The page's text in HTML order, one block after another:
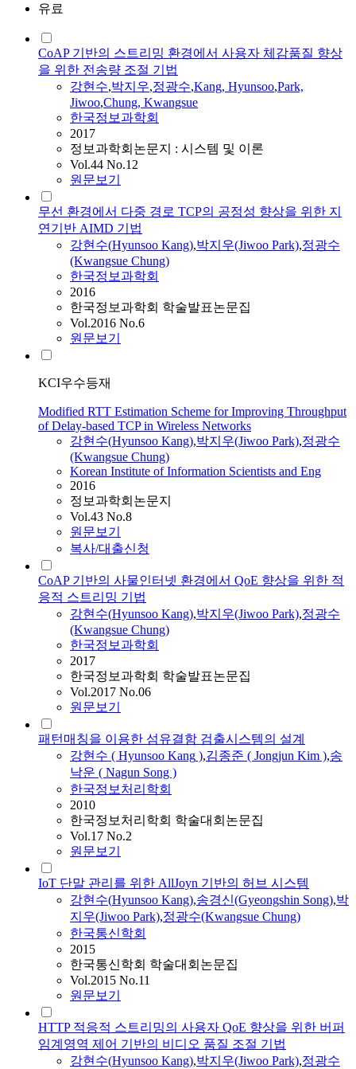
유료
CoAP 기반의 스트리밍 환경에서 사용자 체감품질 향상
을 위한 전송량 조절 기법
강현수,박지우,정광수,Kang, Hyunsoo,Park,
Jiwoo,Chung, Kwangsue
한국정보과학회
2017
정보과학회논문지 : 시스템 및 이론
Vol.44 No.12
원문보기
무선 환경에서 다중 경로 TCP의 공정성 향상을 위한 지
연기반 AIMD 기법
강현수(Hyunsoo Kang),박지우(Jiwoo Park),정광수
(Kwangsue Chung)
한국정보과학회
2016
한국정보과학회 학술발표논문집
Vol.2016 No.6
원문보기
KCI우수등재
Modified RTT Estimation Scheme for Improving Throughput
of Delay-based TCP in Wireless Networks
강현수(Hyunsoo Kang),박지우(Jiwoo Park),정광수
(Kwangsue Chung)
Korean Institute of Information Scientists and Eng
2016
정보과학회논문지
Vol.43 No.8
원문보기
복사/대출신청
CoAP 기반의 사물인터넷 환경에서 QoE 향상을 위한 적
응적 스트리밍 기법
강현수(Hyunsoo Kang),박지우(Jiwoo Park),정광수
(Kwangsue Chung)
한국정보과학회
2017
한국정보과학회 학술발표논문집
Vol.2017 No.06
원문보기
패턴매칭을 이용한 섬유결함 검출시스템의 설계
강현수 ( Hyunsoo Kang ),김종준 ( Jongjun Kim ),송
낙운 ( Nagun Song )
한국정보처리학회
2010
한국정보처리학회 학술대회논문집
Vol.17 No.2
원문보기
IoT 단말 관리를 위한 AllJoyn 기반의 허브 시스템
강현수(Hyunsoo Kang),송경신(Gyeongshin Song),박
지우(Jiwoo Park),정광수(Kwangsue Chung)
한국통신학회
2015
한국통신학회 학술대회논문집
Vol.2015 No.11
원문보기
HTTP 적응적 스트리밍의 사용자 QoE 향상을 위한 버퍼
임계영역 제어 기반의 비디오 품질 조절 기법
강현수(Hyunsoo Kang),박지우(Jiwoo Park),정광수